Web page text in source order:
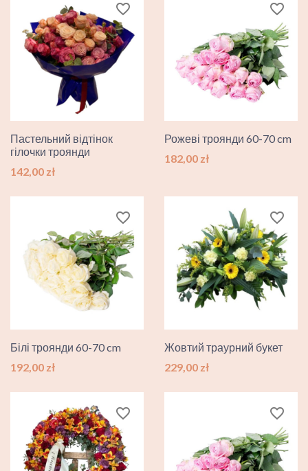
Пастельний відтінок
гілочки троянди
Ціна
142,00 zł
favorite_border
Рожеві троянди 60-70 cm
Ціна
182,00 zł
favorite_border
Білі троянди 60-70 cm
Ціна
192,00 zł
favorite_border
Жовтий траурний букет
Ціна
229,00 zł
favorite_border
favorite_border favorite_border